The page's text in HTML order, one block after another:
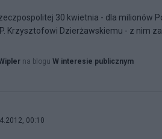
30 kwietnia - dla milionów
Krzysztofowi Dzierżawskiemu - z nim
na blogu W interesie publicznym
00:10